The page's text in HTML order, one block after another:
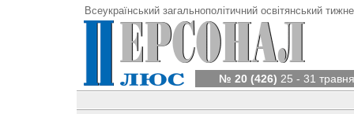
Всеукраїнський загальнополітичний освітянський
№ 20 (426) 25 - 31